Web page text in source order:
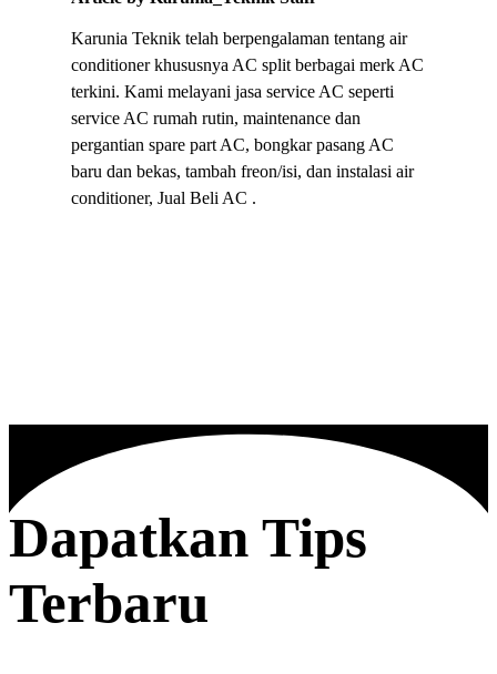
Karunia Teknik telah berpengalaman tentang air
conditioner khususnya AC split berbagai merk AC
terkini. Kami melayani jasa service AC seperti
service AC rumah rutin, maintenance dan
pergantian spare part AC, bongkar pasang AC
baru dan bekas, tambah freon/isi, dan instalasi air
conditioner, Jual Beli AC .
Dapatkan Tips
Terbaru